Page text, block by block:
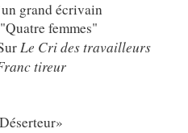
grand écrivain
femmes"
Le Cri des travailleurs
tireur